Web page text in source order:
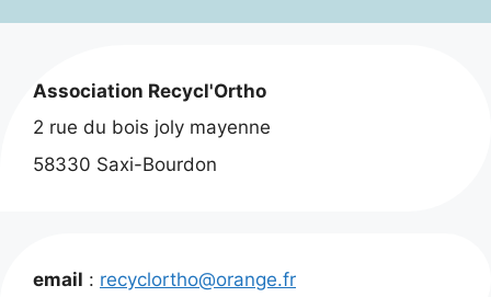
Association Recycl'Ortho
2 rue du bois joly mayenne
58330 Saxi-Bourdon
email : recyclortho@orange.fr